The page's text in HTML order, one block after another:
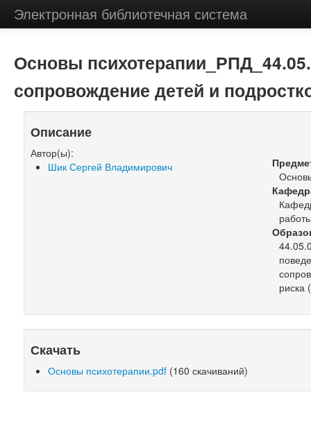
Электронная библиотечная система
Основы
сопровождение детей и
Описание
Автор(ы):
Шик Сергей Владимирович
риска
Скачать
Основы психотерапии.pdf (160 скачиваний)